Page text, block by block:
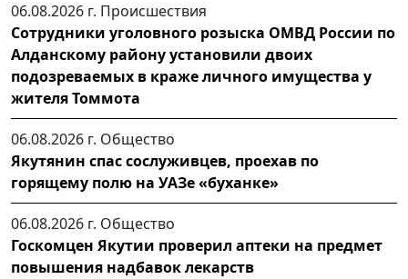
06.08.2026 г. Происшествия
Сотрудники уголовного розыска ОМВД России по
Алданскому району установили двоих
подозреваемых в краже личного имущества у
жителя Томмота
06.08.2026 г. Общество
Якутянин спас сослуживцев, проехав по
горящему полю на УАЗе «буханке»
06.08.2026 г. Общество
Госкомцен Якутии проверил аптеки на предмет
повышения надбавок лекарств